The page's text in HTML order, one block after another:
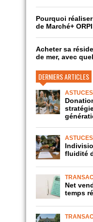
Pourquoi
de Marché+
Acheter sa
de mer, avec
DERNIERS ARTICLES
fluidité
Net
temps